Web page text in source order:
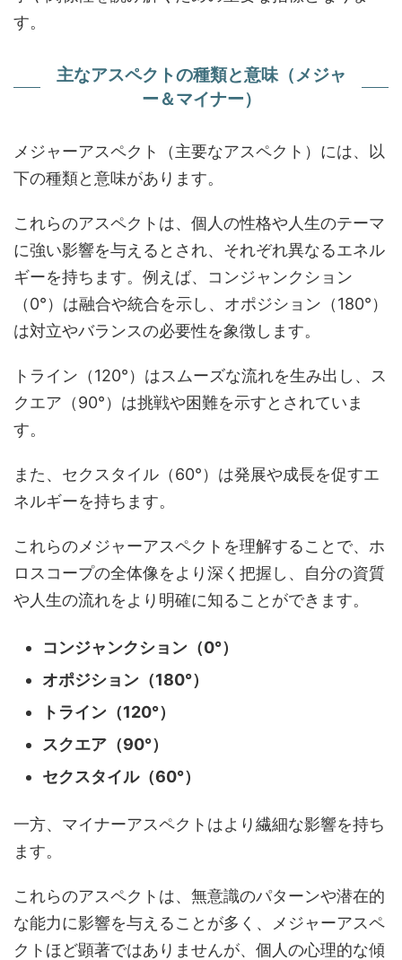
す。
主なアスペクトの種類と意味（メジャ
ー＆マイナー）
メジャーアスペクト（主要なアスペクト）には、以
下の種類と意味があります。
これらのアスペクトは、個人の性格や人生のテーマ
に強い影響を与えるとされ、それぞれ異なるエネル
ギーを持ちます。例えば、コンジャンクション
（0°）は融合や統合を示し、オポジション（180°）
は対立やバランスの必要性を象徴します。
トライン（120°）はスムーズな流れを生み出し、ス
クエア（90°）は挑戦や困難を示すとされていま
す。
また、セクスタイル（60°）は発展や成長を促すエ
ネルギーを持ちます。
これらのメジャーアスペクトを理解することで、ホ
ロスコープの全体像をより深く把握し、自分の資質
や人生の流れをより明確に知ることができます。
コンジャンクション（0°）
オポジション（180°）
トライン（120°）
スクエア（90°）
セクスタイル（60°）
一方、マイナーアスペクトはより繊細な影響を持ち
ます。
これらのアスペクトは、無意識のパターンや潜在的
な能力に影響を与えることが多く、メジャーアスペ
クトほど顕著ではありませんが、個人の心理的な傾